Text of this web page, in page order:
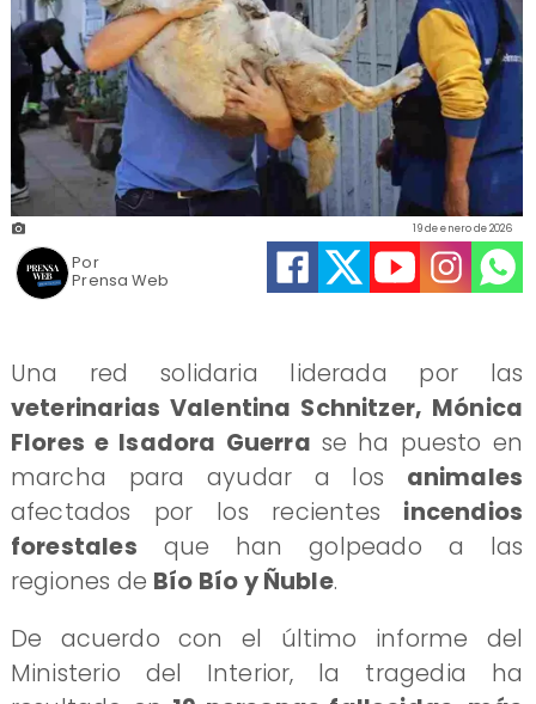
Prensa Web
19 de enero de 2026
Por
Una red solidaria liderada por las
veterinarias Valentina Schnitzer, Mónica
Flores e Isadora Guerra se ha puesto en
marcha para ayudar a los animales
afectados por los recientes incendios
forestales que han golpeado a las
regiones de Bío Bío y Ñuble.
De acuerdo con el último informe del
Ministerio del Interior, la tragedia ha